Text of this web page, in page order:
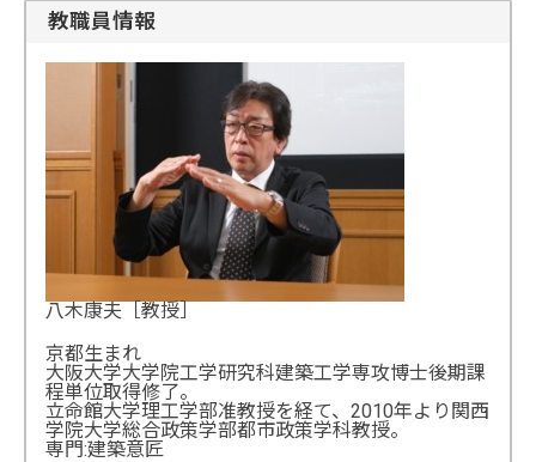
教職員情報
八木康夫［教授］
京都生まれ
大阪大学大学院工学研究科建築工学専攻博士後期課
程単位取得修了。
立命館大学理工学部准教授を経て、2010年より関西
学院大学総合政策学部都市政策学科教授。
専門:建築意匠